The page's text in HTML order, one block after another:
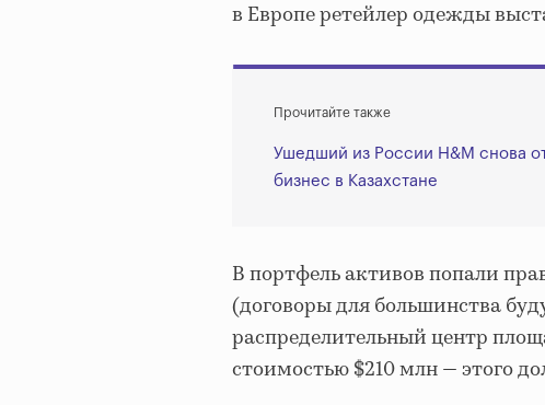
в Европе ретейлер одежды
Прочитайте также
Ушедший из России H&M снова
бизнес в Казахстане
В портфель активов попали
(договоры для большинства
распределительный центр
стоимостью $210 млн — этого